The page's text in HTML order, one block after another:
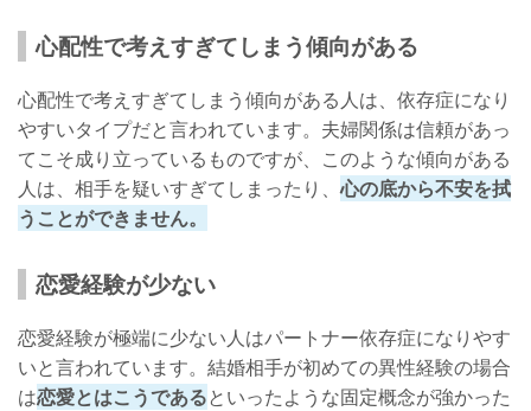
心配性で考えすぎてしまう傾向がある
心配性で考えすぎてしまう傾向がある人は、依存症になり
やすいタイプだと言われています。夫婦関係は信頼があっ
てこそ成り立っているものですが、このような傾向がある
人は、相手を疑いすぎてしまったり、心の底から不安を拭
うことができません。
恋愛経験が少ない
恋愛経験が極端に少ない人はパートナー依存症になりやす
いと言われています。結婚相手が初めての異性経験の場合
は恋愛とはこうであるといったような固定概念が強かった